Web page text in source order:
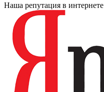
Наша репутация в интернете